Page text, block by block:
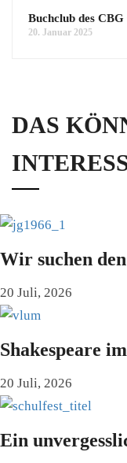
Buchclub des
20. Januar 2025
DAS
Wir suchen
20 Juli, 2026
Shakespeare
20 Juli, 2026
Ein